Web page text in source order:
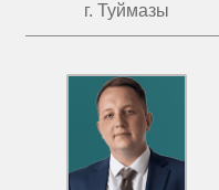
г. Туймазы